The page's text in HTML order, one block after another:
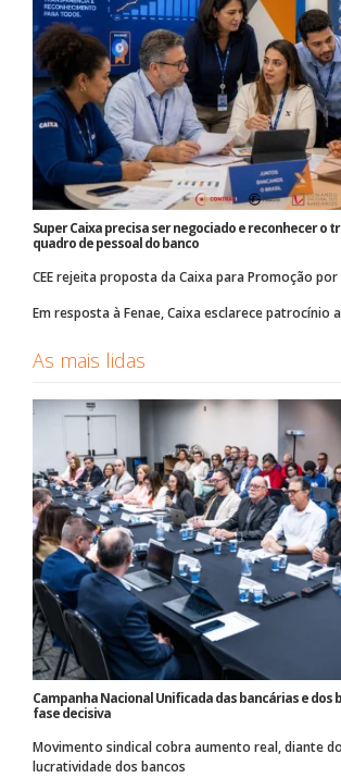
Super Caixa precisa ser negociado e reconhecer o
quadro de pessoal do banco
CEE rejeita proposta da Caixa para Promoção
Em resposta à Fenae, Caixa esclarece patrocínio
As mais lidas
Campanha Nacional Unificada das bancárias e dos
fase decisiva
Movimento sindical cobra aumento real, diante
lucratividade dos bancos